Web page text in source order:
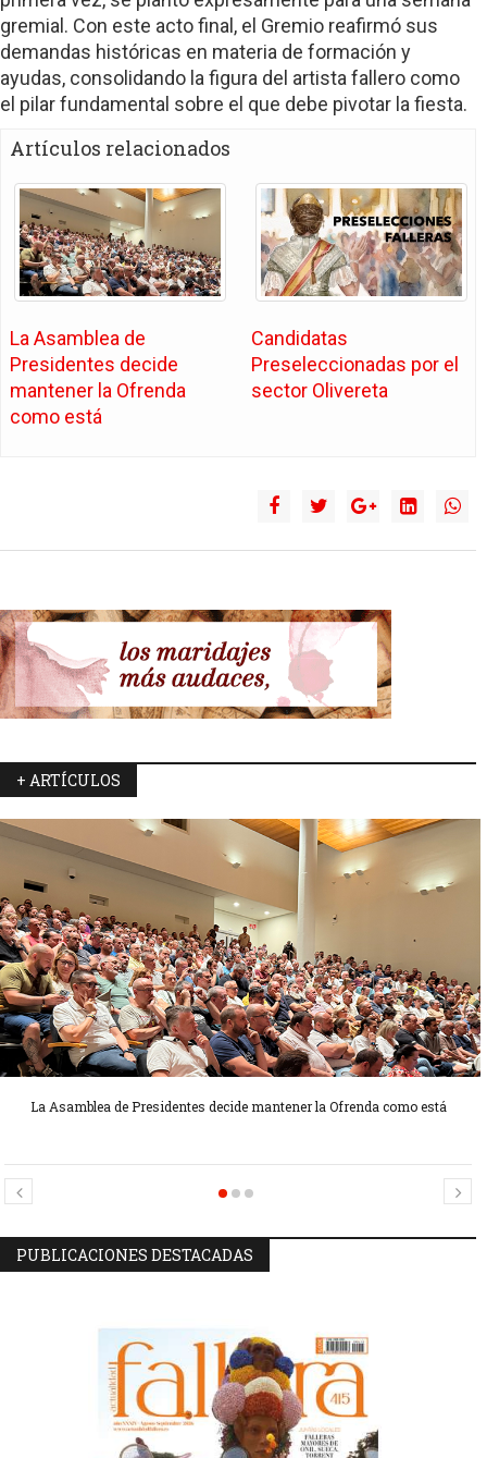
gremial. Con este acto final, el Gremio reafirmó sus
demandas históricas en materia de formación y
ayudas, consolidando la figura del artista fallero como
el pilar fundamental sobre el que debe pivotar la fiesta.
Artículos relacionados
La Asamblea de
Presidentes decide
mantener la Ofrenda
como está
Candidatas
Preseleccionadas por el
sector Olivereta
+ ARTÍCULOS
La Asamblea de Presidentes decide mantener la Ofrenda como está
Candidatas Preseleccionadas por el sector Olivereta
Candidatas Preseleccionadas por el sector Sector La Seu-La Xerea-El
Mercat
PUBLICACIONES DESTACADAS